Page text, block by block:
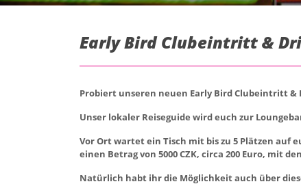
Early Bird Clubeintritt &
Probiert unseren neuen Early Bird Clubeintritt &
Unser lokaler Reiseguide wird euch zur
Vor Ort wartet ein Tisch mit bis zu 5 Plätzen
einen Betrag von 5000 CZK, circa 200 Euro, mit
Natürlich habt ihr die Möglichkeit auch über